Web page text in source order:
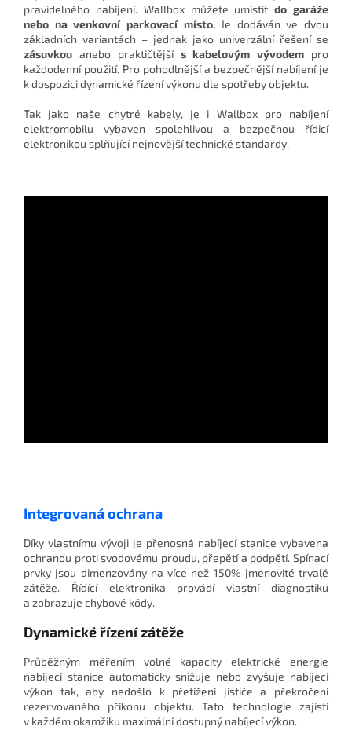
pravidelného nabíjení. Wallbox můžete umístitdo garáže
nebo na venkovní parkovací místo.Je dodáván ve dvou
základních variantách – jednak jako univerzální řešení se
zásuvkou anebo praktičtější s kabelovým vývodem pro
každodenní použití. Pro pohodlnější a bezpečnější nabíjení je
k dospozici dynamické řízení výkonu dle spotřeby objektu.
Tak jako naše chytré kabely, je i Wallbox pro nabíjení
elektromobilu vybaven spolehlivou a bezpečnou řídicí
elektronikou splňující nejnovější technické standardy.
Integrovaná ochrana
Díky vlastnímu vývoji je přenosná nabíjecí stanice vybavena
ochranou proti svodovému proudu, přepětí a podpětí. Spínací
prvky jsou dimenzovány na více než 150% jmenovité trvalé
zátěže. Řídící elektronika provádí vlastní diagnostiku
a zobrazuje chybové kódy.
Dynamické řízení zátěže
Průběžným měřením volné kapacity elektrické energie
nabíjecí stanice automaticky snižuje nebo zvyšuje nabíjecí
výkon tak, aby nedošlo k přetížení jističe a překročení
rezervovaného příkonu objektu. Tato technologie zajistí
v každém okamžiku maximální dostupný nabíjecí výkon.